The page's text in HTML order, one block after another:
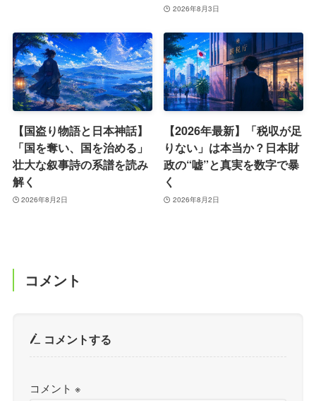
2026年8月3日
【国盗り物語と日本神話】
「国を奪い、国を治める」
壮大な叙事詩の系譜を読み
解く
2026年8月2日
【2026年最新】「税収が足
りない」は本当か？日本財
政の“嘘”と真実を数字で暴
く
2026年8月2日
コメント
コメントする
コメント※